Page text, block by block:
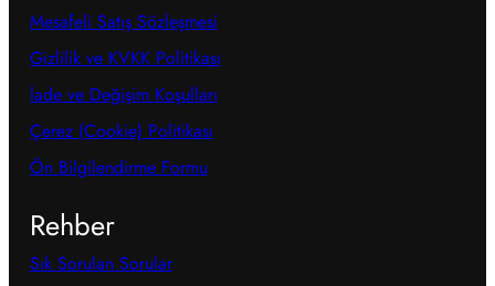
Mesafeli Satış Sözleşmesi
Gizlilik ve KVKK Politikası
İade ve Değişim Koşulları
Çerez (Cookie) Politikası
Ön Bilgilendirme Formu
Rehber
Sık Sorulan Sorular